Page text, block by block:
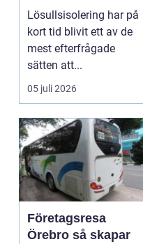
Lösullsisolering har på
kort tid blivit ett av de
mest efterfrågade
sätten att...
05 juli 2026
Företagsresa
Örebro så skapar